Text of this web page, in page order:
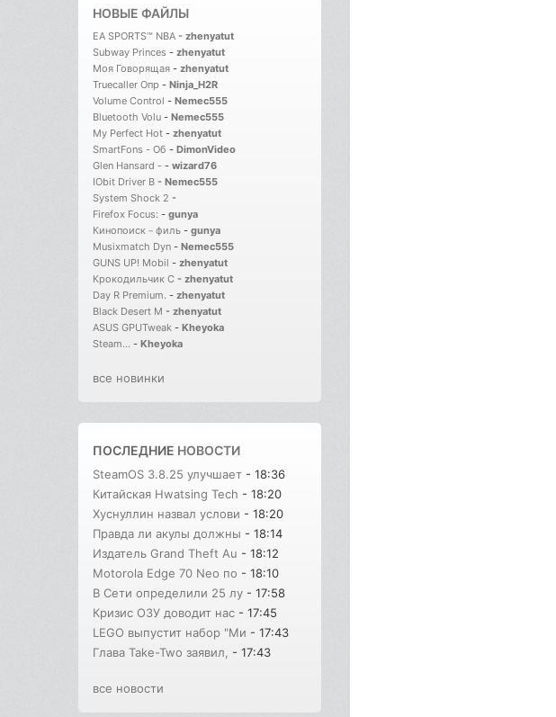
НОВЫЕ ФАЙЛЫ
EA SPORTS™ NBA - zhenyatut
Subway Princes - zhenyatut
Моя Говорящая - zhenyatut
Truecaller Опр - Ninja_H2R
Volume Control - Nemec555
Bluetooth Volu - Nemec555
My Perfect Hot - zhenyatut
SmartFons - Об - DimonVideo
Glen Hansard - - wizard76
IObit Driver B - Nemec555
System Shock 2 -
Firefox Focus: - gunya
Кинопоиск－филь - gunya
Musixmatch Dyn - Nemec555
GUNS UP! Mobil - zhenyatut
Крокодильчик С - zhenyatut
Day R Premium. - zhenyatut
Black Desert M - zhenyatut
ASUS GPUTweak - Kheyoka
Steam... - Kheyoka
все новинки
ПОСЛЕДНИЕ НОВОСТИ
SteamOS 3.8.25 улучшает - 18:36
Китайская Hwatsing Tech - 18:20
Хуснуллин назвал услови - 18:20
Правда ли акулы должны - 18:14
Издатель Grand Theft Au - 18:12
Motorola Edge 70 Neo по - 18:10
В Сети определили 25 лу - 17:58
Кризис ОЗУ доводит нас - 17:45
LEGO выпустит набор "Ми - 17:43
Глава Take-Two заявил, - 17:43
все новости